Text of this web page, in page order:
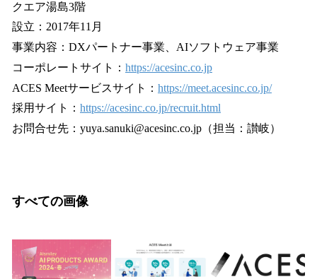
クエア湯島3階
設立：2017年11月
事業内容：DXパートナー事業、AIソフトウェア事業
コーポレートサイト： https://acesinc.co.jp
ACES Meetサービスサイト： https://meet.acesinc.co.jp/
採用サイト： https://acesinc.co.jp/recruit.html
お問合せ先：yuya.sanuki@acesinc.co.jp（担当：讃岐）
すべての画像